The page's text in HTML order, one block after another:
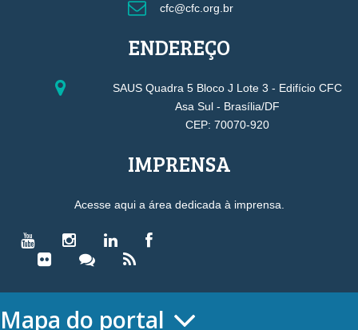
cfc@cfc.org.br
ENDEREÇO
SAUS Quadra 5 Bloco J Lote 3 - Edifício CFC
Asa Sul - Brasília/DF
CEP: 70070-920
IMPRENSA
Acesse aqui a área dedicada à imprensa.
Mapa do portal